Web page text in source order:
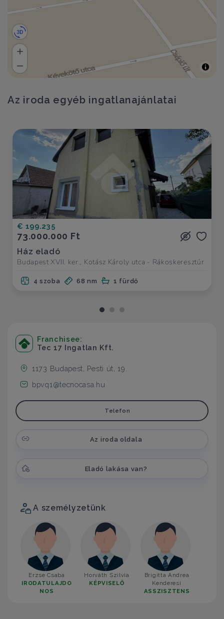
Az iroda egyéb ingatlanajánlatai
€ 199.235
73.000.000 Ft
Ház eladó
Budapest XVII. ker., Kotász Károly utca - Rákoskeresztúr
4 szoba 68 nm 1 fürdő
Franchisee:
Tec 17 Ingatlan Kft.
1173 Budapest, Pesti út, 19.
bpvq1@tecnocasa.hu
Telefon
Az iroda oldala
Eladó lakása van?
A személyzetünk
Erzse Csaba
IRODATULAJDO
NOS
Horváth Szilvia
KÉPVISELŐ
Brigitta Andrea
Kenderesi
ASSZISZTENS